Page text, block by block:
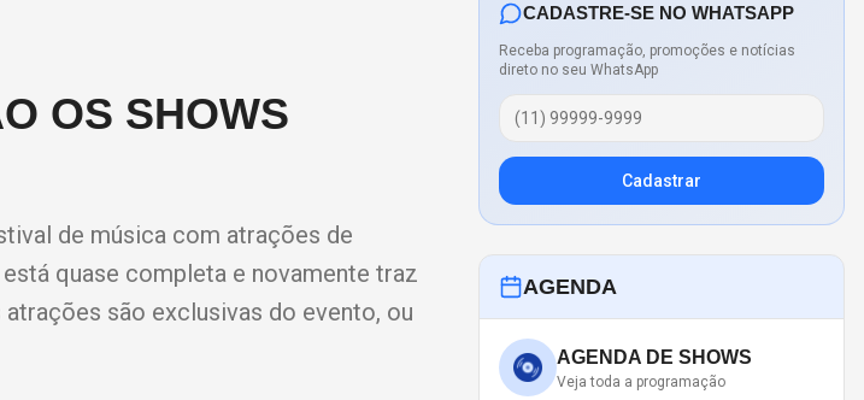
OS SHOWS
de música com atrações de
quase completa e novamente traz
são exclusivas do evento, ou
CADASTRE-SE NO WHATSAPP
Receba programação, promoções e notícias
direto no seu WhatsApp
Cadastrar
AGENDA
AGENDA DE SHOWS
Veja toda a programação